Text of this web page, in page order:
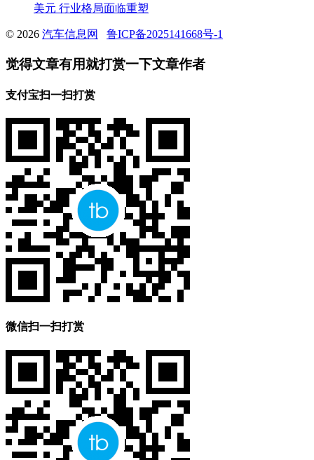
美元 行业格局面临重塑
© 2026 汽车信息网 鲁ICP备2025141668号-1
觉得文章有用就打赏一下文章作者
支付宝扫一扫打赏
微信扫一扫打赏